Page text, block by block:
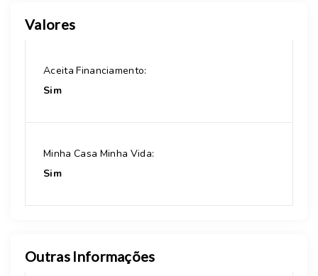
Valores
Aceita Financiamento:
Sim
Minha Casa Minha Vida:
Sim
Outras Informações